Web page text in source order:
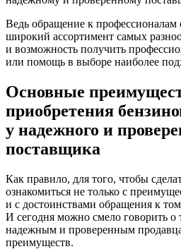
Ведь обращение к профессионалам
широкий ассортимент самых
и возможность получить
или помощь в выборе наиболее
Основные
приобретения
у надежного и
поставщика
Как правило, для того, чтобы
ознакомиться не только с
и с достоинствами обращения к
И сегодня можно смело говорить о
надежным и проверенным
преимуществ.